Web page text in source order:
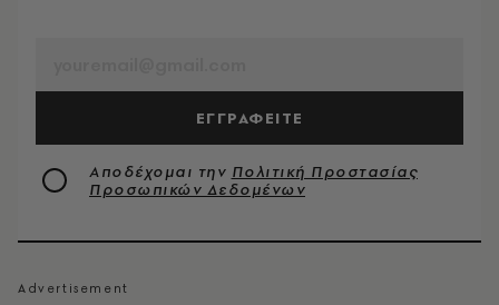
ΕΓΓΡΑΦΕΙΤΕ
Αποδέχομαι την Πολιτική Προστασίας
Προσωπικών Δεδομένων